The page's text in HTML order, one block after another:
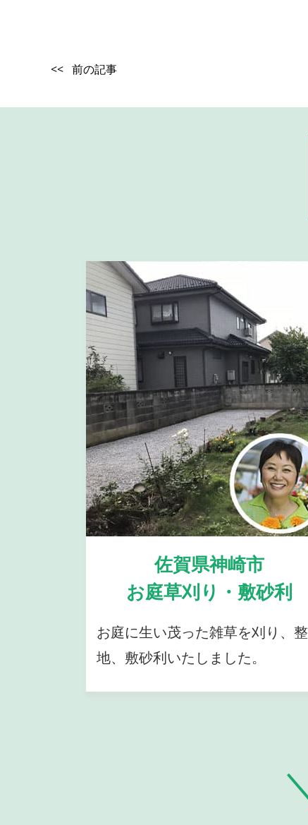
<< 前の記事
佐賀県神崎市
お庭草刈り・敷砂利
お庭に生い茂った雑草を刈り、整
地、敷砂利いたしました。